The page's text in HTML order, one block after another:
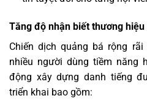
Tăng độ nhận biết thương hiệu
Chiến dịch quảng bá rộng
nhiều người dùng tiềm năng
động xây dựng danh tiếng
triển khai bao gồm: